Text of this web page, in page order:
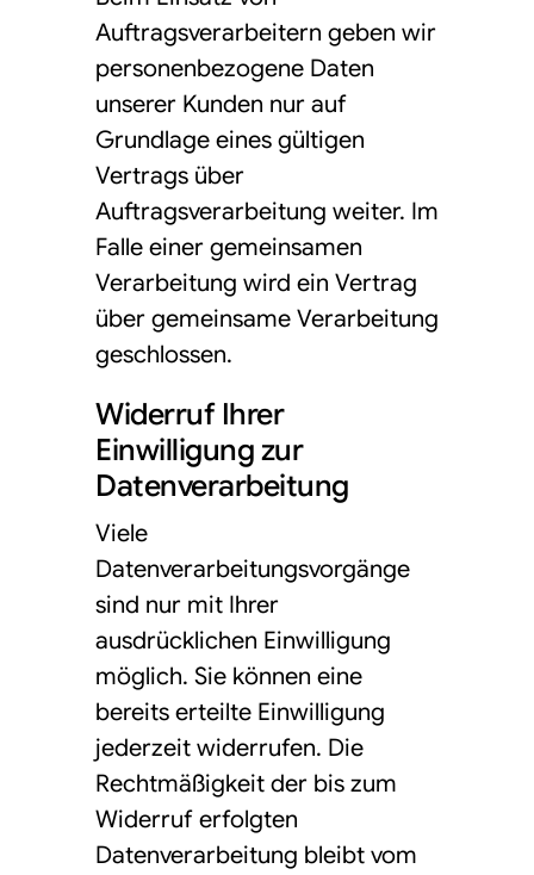
Auftragsverarbeitern geben wir
personenbezogene Daten
unserer Kunden nur auf
Grundlage eines gültigen
Vertrags über
Auftragsverarbeitung weiter. Im
Falle einer gemeinsamen
Verarbeitung wird ein Vertrag
über gemeinsame Verarbeitung
geschlossen.
Widerruf Ihrer
Einwilligung zur
Datenverarbeitung
Viele
Datenverarbeitungsvorgänge
sind nur mit Ihrer
ausdrücklichen Einwilligung
möglich. Sie können eine
bereits erteilte Einwilligung
jederzeit widerrufen. Die
Rechtmäßigkeit der bis zum
Widerruf erfolgten
Datenverarbeitung bleibt vom